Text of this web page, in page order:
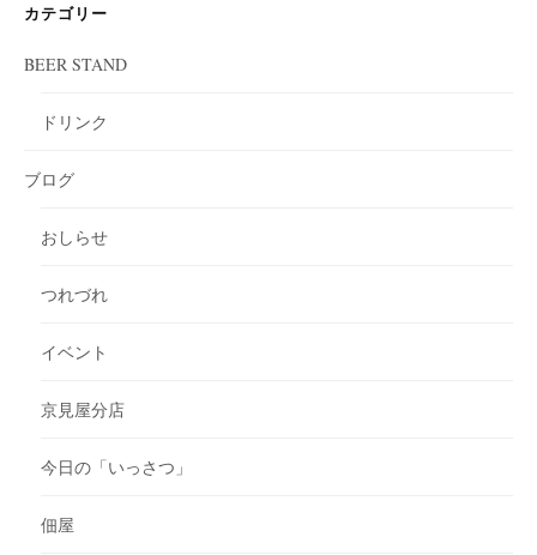
カテゴリー
BEER STAND
ドリンク
ブログ
おしらせ
つれづれ
イベント
京見屋分店
今日の「いっさつ」
佃屋